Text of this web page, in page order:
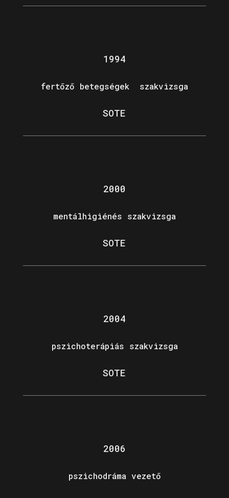
1994
fertőző betegségek szakvizsga
SOTE
2000
mentálhigiénés szakvizsga
SOTE
2004
pszichoterápiás szakvizsga
SOTE
2006
pszichodráma vezető